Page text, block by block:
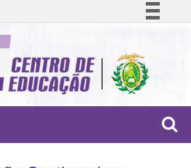
Comunica BR
Participe
Acesso à informação